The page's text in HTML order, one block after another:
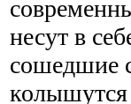
несут в
сошедшие